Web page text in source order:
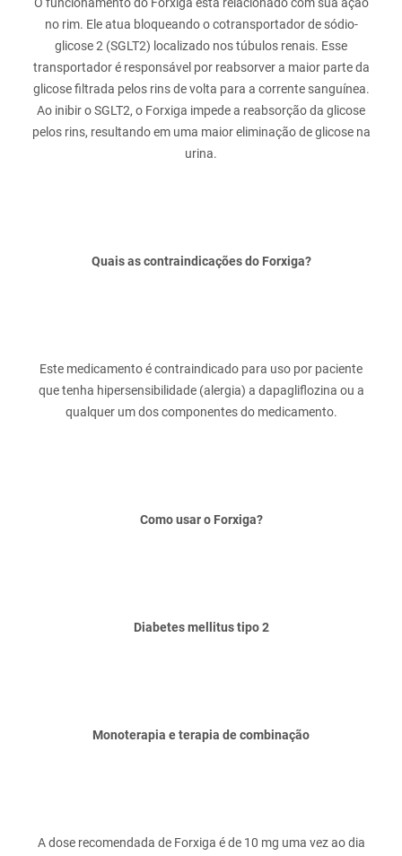
no rim. Ele atua bloqueando o cotransportador de sódio-
glicose 2 (SGLT2) localizado nos túbulos renais. Esse
transportador é responsável por reabsorver a maior parte da
glicose filtrada pelos rins de volta para a corrente sanguínea.
Ao inibir o SGLT2, o Forxiga impede a reabsorção da glicose
pelos rins, resultando em uma maior eliminação de glicose na
Quais as contraindicações do Forxiga?
Este medicamento é contraindicado para uso por paciente
que tenha hipersensibilidade (alergia) a dapagliflozina ou a
Como usar o Forxiga?
Diabetes mellitus tipo 2
Monoterapia e terapia de combinação
A dose recomendada de Forxiga é de 10 mg uma vez ao dia